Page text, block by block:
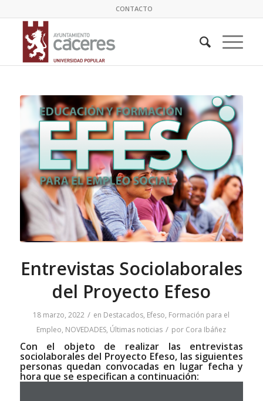
CONTACTO
Entrevistas Sociolaborales
del Proyecto Efeso
18 marzo, 2022 / en Destacados, Efeso, Formación para el
Empleo, NOVEDADES, Últimas noticias / por Cora Ibáñez
Con el objeto de realizar las entrevistas
sociolaborales del Proyecto Efeso, las siguientes
personas quedan convocadas en lugar fecha y
hora que se especifican a continuación: